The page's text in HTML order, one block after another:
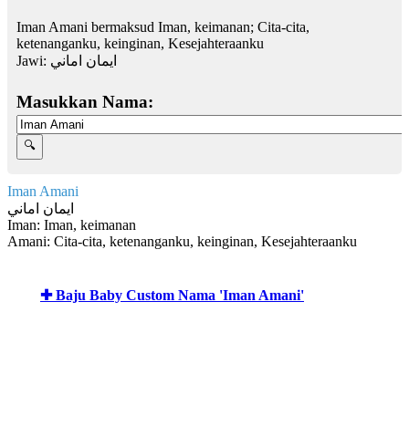
Iman Amani bermaksud Iman, keimanan; Cita-cita,
ketenanganku, keinginan, Kesejahteraanku
Jawi: ايمان اماني
Masukkan Nama:
Iman Amani
ايمان اماني
Iman: Iman, keimanan
Amani: Cita-cita, ketenanganku, keinginan, Kesejahteraanku
✚ Baju Baby Custom Nama 'Iman Amani'